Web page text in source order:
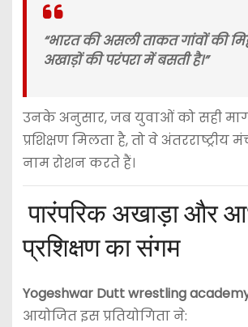
“भारत की असली ताकत गांवों की
अखाड़ों की परंपरा में बसती है।”
उनके अनुसार, जब युवाओं को सही
प्रशिक्षण मिलता है, तो वे अंतरराष्ट्रीय
नाम रोशन करते हैं।
पारंपरिक अखाड़ा और
प्रशिक्षण का संगम
Yogeshwar Dutt wrestling
आयोजित इस प्रतियोगिता ने: